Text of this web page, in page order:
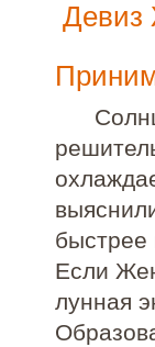
быстрее
Если
лунная